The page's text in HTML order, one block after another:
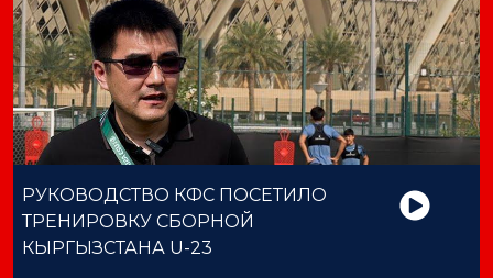
РУКОВОДСТВО КФС ПОСЕТИЛО
ТРЕНИРОВКУ СБОРНОЙ
КЫРГЫЗСТАНА U-23